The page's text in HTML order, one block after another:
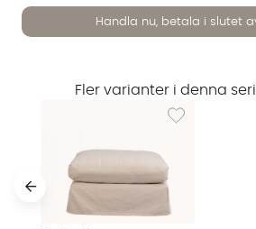
Handla nu, betala i slutet
Fler varianter i denna
Lägg till i
inte dina uppgifter med tredje
integritetspolicy.
Jag godkänner att